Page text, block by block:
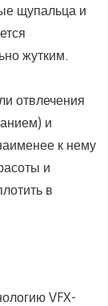
щупальца и
жутким.
отвлечения
и
к нему
и
в
VFX-